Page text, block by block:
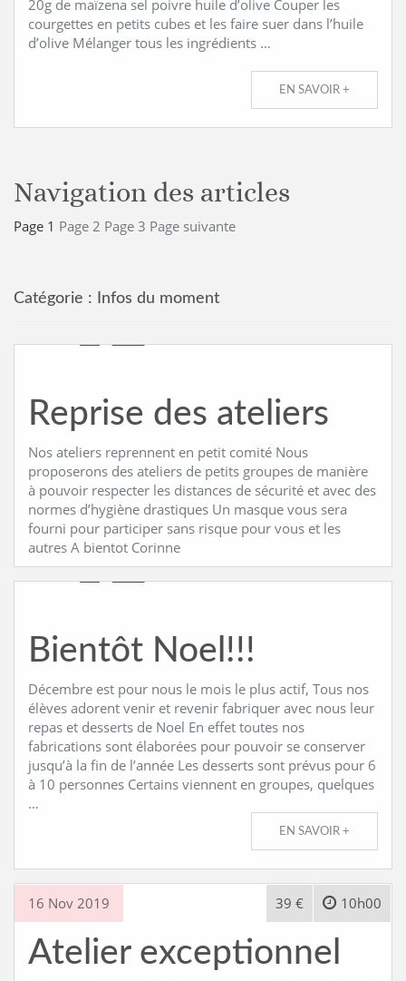
20g de maïzena sel poivre huile d’olive Couper les
courgettes en petits cubes et les faire suer dans l’huile
d’olive Mélanger tous les ingrédients …
EN SAVOIR +
Navigation des articles
Page 1 Page 2 Page 3 Page suivante
Catégorie : Infos du moment
Reprise des ateliers
Nos ateliers reprennent en petit comité Nous
proposerons des ateliers de petits groupes de manière
à pouvoir respecter les distances de sécurité et avec des
normes d’hygiène drastiques Un masque vous sera
fourni pour participer sans risque pour vous et les
autres A bientot Corinne
Bientôt Noel!!!
Décembre est pour nous le mois le plus actif, Tous nos
élèves adorent venir et revenir fabriquer avec nous leur
repas et desserts de Noel En effet toutes nos
fabrications sont élaborées pour pouvoir se conserver
jusqu’à la fin de l’année Les desserts sont prévus pour 6
à 10 personnes Certains viennent en groupes, quelques
…
EN SAVOIR +
16 Nov 2019 10h00
39 €
Atelier exceptionnel